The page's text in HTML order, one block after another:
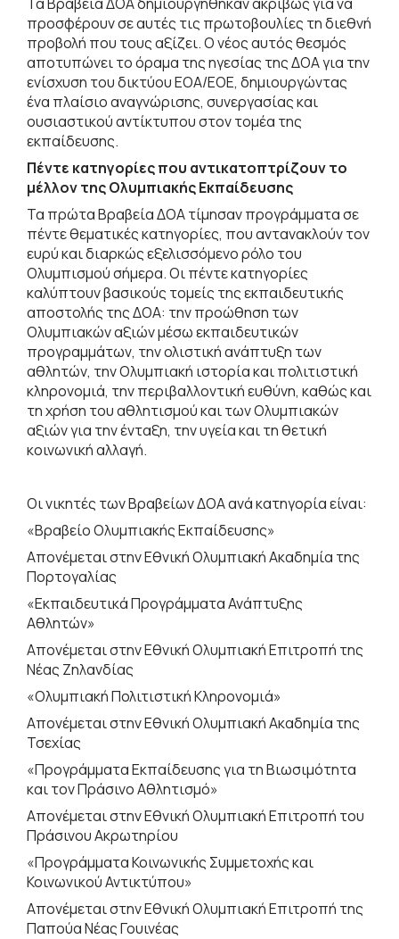
προσφέρουν σε αυτές τις πρωτοβουλίες τη διεθνή
προβολή που τους αξίζει. Ο νέος αυτός θεσμός
αποτυπώνει το όραμα της ηγεσίας της ΔΟΑ για την
ενίσχυση του δικτύου ΕΟΑ/ΕΟΕ, δημιουργώντας
ένα πλαίσιο αναγνώρισης, συνεργασίας και
ουσιαστικού αντίκτυπου στον τομέα της
εκπαίδευσης.
Πέντε κατηγορίες που αντικατοπτρίζουν το
μέλλον της Ολυμπιακής Εκπαίδευσης
Τα πρώτα Βραβεία ΔΟΑ τίμησαν προγράμματα σε
πέντε θεματικές κατηγορίες, που αντανακλούν τον
ευρύ και διαρκώς εξελισσόμενο ρόλο του
Ολυμπισμού σήμερα. Οι πέντε κατηγορίες
καλύπτουν βασικούς τομείς της εκπαιδευτικής
αποστολής της ΔΟΑ: την προώθηση των
Ολυμπιακών αξιών μέσω εκπαιδευτικών
προγραμμάτων, την ολιστική ανάπτυξη των
αθλητών, την Ολυμπιακή ιστορία και πολιτιστική
κληρονομιά, την περιβαλλοντική ευθύνη, καθώς και
τη χρήση του αθλητισμού και των Ολυμπιακών
αξιών για την ένταξη, την υγεία και τη θετική
κοινωνική αλλαγή.
Οι νικητές των Βραβείων ΔΟΑ ανά κατηγορία είναι:
«Βραβείο Ολυμπιακής Εκπαίδευσης»
Απονέμεται στην Εθνική Ολυμπιακή Ακαδημία της
Πορτογαλίας
«Εκπαιδευτικά Προγράμματα Ανάπτυξης
Αθλητών»
Απονέμεται στην Εθνική Ολυμπιακή Επιτροπή της
Νέας Ζηλανδίας
«Ολυμπιακή Πολιτιστική Κληρονομιά»
Απονέμεται στην Εθνική Ολυμπιακή Ακαδημία της
Τσεχίας
«Προγράμματα Εκπαίδευσης για τη Βιωσιμότητα
και τον Πράσινο Αθλητισμό»
Απονέμεται στην Εθνική Ολυμπιακή Επιτροπή του
Πράσινου Ακρωτηρίου
«Προγράμματα Κοινωνικής Συμμετοχής και
Κοινωνικού Αντικτύπου»
Απονέμεται στην Εθνική Ολυμπιακή Επιτροπή της
Παπούα Νέας Γουινέας